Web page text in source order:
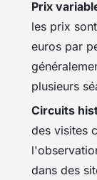
Prix
les prix
euros par
plusieurs
Circuits
des visites
dans des